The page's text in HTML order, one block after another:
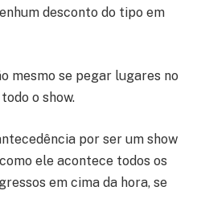
desconto do tipo em
mesmo se pegar lugares no
o show.
por ser um show
ele acontece todos os
em cima da hora, se